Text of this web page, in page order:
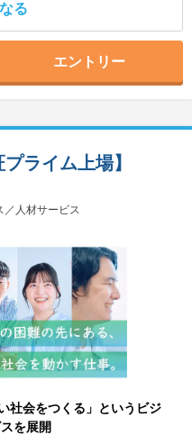
る
エントリー
／人材サービス
ライム上場】
社会をつくる」というビジ
を展開